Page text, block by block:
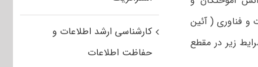
و فناوری ( آئین
واجد شرایط زیر در مقطع
کارشناسی ارشد اطلاعات و
حفاظت اطلاعات